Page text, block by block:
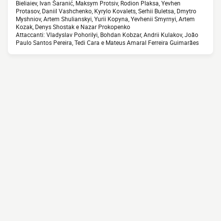
Bieliaiev, Ivan Šaranić, Maksym Protsiv, Rodion Plaksa, Yevhen
Protasov, Daniil Vashchenko, Kyrylo Kovalets, Serhii Buletsa, Dmytro
Myshniov, Artem Shulianskyi, Yurii Kopyna, Yevhenii Smyrnyi, Artem
Kozak, Denys Shostak e Nazar Prokopenko
Attaccanti: Vladyslav Pohorilyi, Bohdan Kobzar, Andrii Kulakov, João
Paulo Santos Pereira, Tedi Cara e Mateus Amaral Ferreira Guimarães